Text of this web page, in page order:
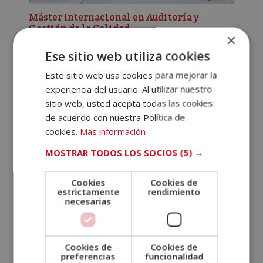
Máster Internacional en Auditoría y
Gestión de la Calidad
precio
original
era:
precio
actual
×
Ese sitio web utiliza cookies
Este sitio web usa cookies para mejorar la
experiencia del usuario. Al utilizar nuestro
sitio web, usted acepta todas las cookies
de acuerdo con nuestra Política de
cookies. Más información
MOSTRAR TODOS LOS SOCIOS (5) →
Cookies
estrictamente
necesarias
Cookies de
rendimiento
Cookies de
preferencias
Cookies de
funcionalidad